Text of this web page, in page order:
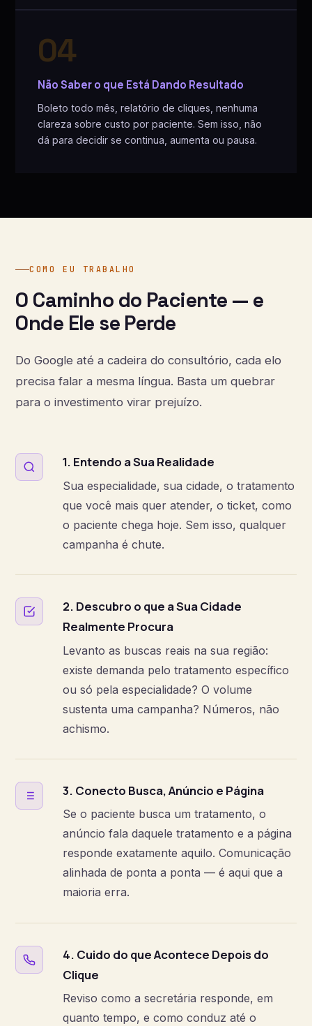
04
Não Saber o que Está Dando Resultado
Boleto todo mês, relatório de cliques, nenhuma
clareza sobre custo por paciente. Sem isso, não
dá para decidir se continua, aumenta ou pausa.
COMO EU TRABALHO
O Caminho do Paciente — e
Onde Ele se Perde
Do Google até a cadeira do consultório, cada elo
precisa falar a mesma língua. Basta um quebrar
para o investimento virar prejuízo.
1. Entendo a Sua Realidade
Sua especialidade, sua cidade, o tratamento
que você mais quer atender, o ticket, como
o paciente chega hoje. Sem isso, qualquer
campanha é chute.
2. Descubro o que a Sua Cidade
Realmente Procura
Levanto as buscas reais na sua região:
existe demanda pelo tratamento específico
ou só pela especialidade? O volume
sustenta uma campanha? Números, não
achismo.
3. Conecto Busca, Anúncio e Página
Se o paciente busca um tratamento, o
anúncio fala daquele tratamento e a página
responde exatamente aquilo. Comunicação
alinhada de ponta a ponta — é aqui que a
maioria erra.
4. Cuido do que Acontece Depois do
Clique
Reviso como a secretária responde, em
quanto tempo, e como conduz até o